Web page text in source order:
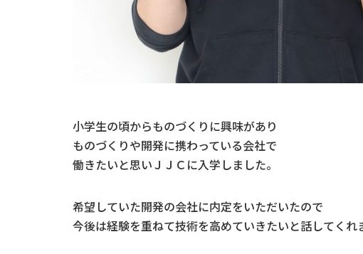
小学生の頃からものづくりに興味があり
ものづくりや開発に携わっている会社で
働きたいと思いＪＪＣに入学しました。
希望していた開発の会社に内定をいただいたので
今後は経験を重ねて技術を高めていきたいと話してくれ